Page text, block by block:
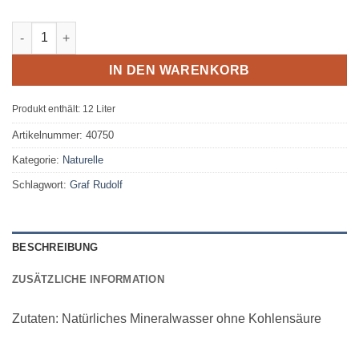
Graf Rudolf Quelle Naturelle 12 x 1,00L PET MEHRWEG Menge
IN DEN WARENKORB
Produkt enthält: 12 Liter
Artikelnummer: 40750
Kategorie: Naturelle
Schlagwort: Graf Rudolf
BESCHREIBUNG
ZUSÄTZLICHE INFORMATION
Zutaten: Natürliches Mineralwasser ohne Kohlensäure